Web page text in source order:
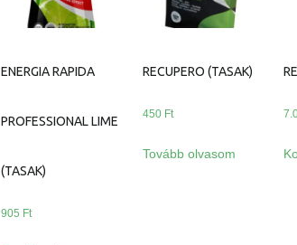
mennyiség
ENERGIA RAPIDA
PROFESSIONAL LIME
(TASAK)
905 Ft
RECUPERO (TASAK)
450 Ft
Tovább olvasom